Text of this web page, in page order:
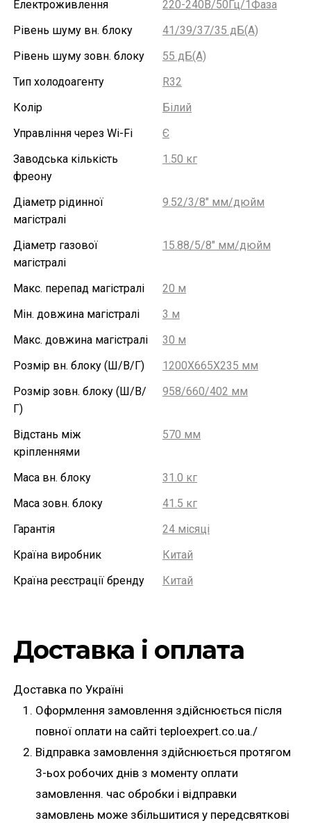
Електроживлення
220-240В/50Гц/1Фаза
Рівень шуму вн. блоку
41/39/37/35 дБ(А)
Рівень шуму зовн. блоку
55 дБ(А)
Тип холодоагенту
R32
Колір
Білий
Управління через Wi-Fi
Є
Заводська кількість
фреону
1.50 кг
Діаметр рідинної
магістралі
9.52/3/8" мм/дюйм
Діаметр газової
магістралі
15.88/5/8″ мм/дюйм
Макс. перепад магістралі
20 м
Мін. довжина магістралі
3 м
Макс. довжина магістралі
30 м
Розмір вн. блоку (Ш/В/Г)
1200X665X235 мм
Розмір зовн. блоку (Ш/В/
Г)
958/660/402 мм
Відстань між
кріпленнями
570 мм
Маса вн. блоку
31.0 кг
Маса зовн. блоку
41.5 кг
Гарантія
24 місяці
Країна виробник
Китай
Країна реєстрації бренду
Китай
Доставка і оплата
Доставка по Україні
Оформлення замовлення здійснюється після
повної оплати на сайті teploexpert.co.ua./
Відправка замовлення здійснюється протягом
3-ьох робочих днів з моменту оплати
замовлення. час обробки і відправки
замовлень може збільшитися у передсвяткові